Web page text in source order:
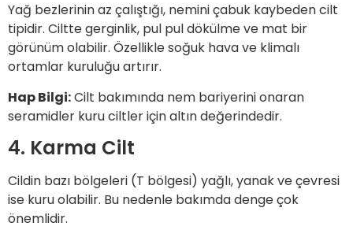
Yağ bezlerinin az çalıştığı, nemini çabuk kaybeden cilt
tipidir. Ciltte gerginlik, pul pul dökülme ve mat bir
görünüm olabilir. Özellikle soğuk hava ve klimalı
ortamlar kuruluğu artırır.
Hap Bilgi:Cilt bakımında nem bariyerini onaran
seramidler kuru ciltler için altın değerindedir.
4. Karma Cilt
Cildin bazı bölgeleri (T bölgesi) yağlı, yanak ve çevresi
ise kuru olabilir. Bu nedenle bakımda denge çok
önemlidir.